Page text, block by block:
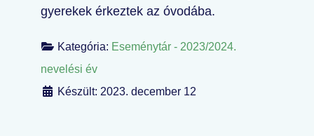
gyerekek érkeztek az óvodába.
Kategória: Eseménytár - 2023/2024.
nevelési év
Készült: 2023. december 12